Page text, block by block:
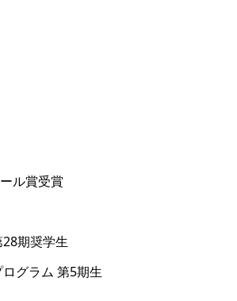
ル賞受賞
期奨学生
グラム 第5期生